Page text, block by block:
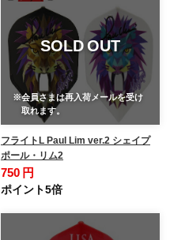
SOLD OUT
※会員さまは再入荷メールを受け
取れます。
フライトL Paul Lim ver.2 シェイプ
ポール・リム2
750 円
ポイント5倍